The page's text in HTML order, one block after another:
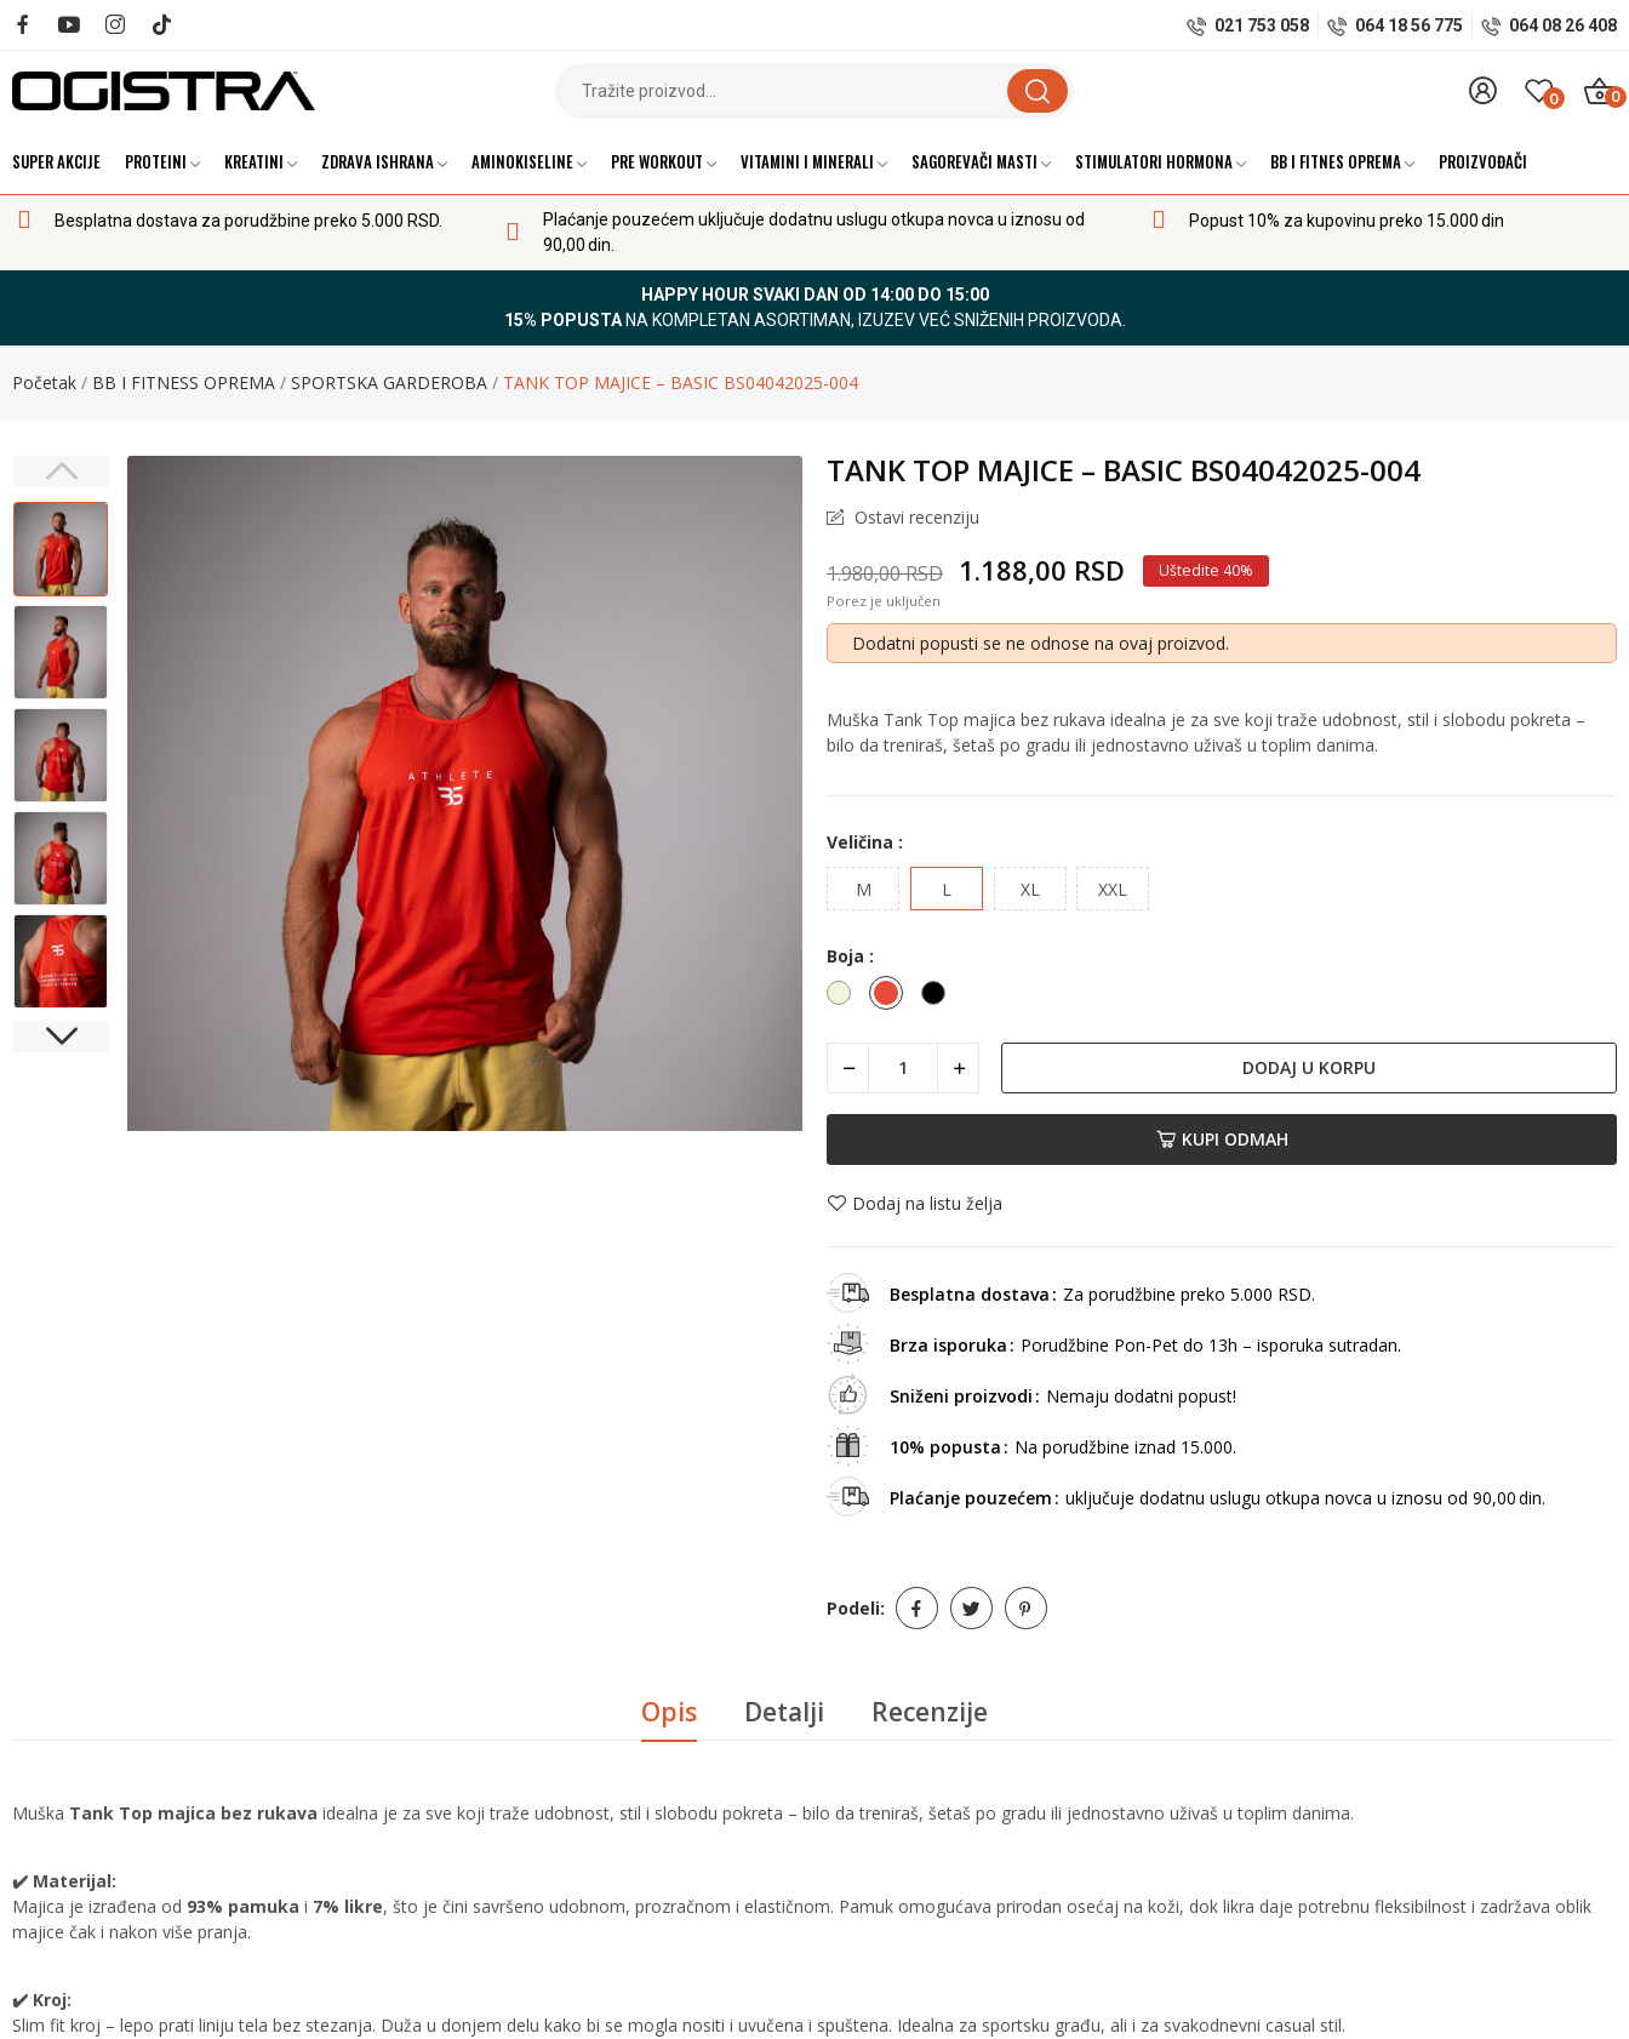
021 753 058 064 18 56 775 064 08 26 408
0 0
SUPER AKCIJE PROTEINI KREATINI ZDRAVA ISHRANA AMINOKISELINE PRE WORKOUT VITAMINI I MINERALI SAGOREVAČI MASTI STIMULATORI HORMONA BB I FITNES OPREMA PROIZVOĐAČI
Besplatna dostava za porudžbine preko 5.000 RSD.
Plaćanje pouzećem uključuje dodatnu uslugu otkupa novca u iznosu od
90,00 din.
Popust 10% za kupovinu preko 15.000 din
HAPPY HOUR SVAKI DAN OD 14:00 DO 15:00
15% POPUSTANA KOMPLETAN ASORTIMAN, IZUZEV VEĆ SNIŽENIH PROIZVODA.
Početak BB I FITNESS OPREMA SPORTSKA GARDEROBA TANK TOP MAJICE – BASIC BS04042025-004
TANK TOP MAJICE – BASIC BS04042025-004
Ostavi recenziju
1.980,00 RSD 1.188,00 RSD Uštedite 40%
Porez je uključen
Dodatni popusti se ne odnose na ovaj proizvod.
Muška Tank Top majica bez rukava idealna je za sve koji traže udobnost, stil i slobodu pokreta –
bilo da treniraš, šetaš po gradu ili jednostavno uživaš u toplim danima.
Veličina :
M L XL XXL
Boja :
Bež
CrvenaCrna
DODAJ U KORPU
KUPI ODMAH
Dodaj na listu želja
Besplatna dostava Za porudžbine preko 5.000 RSD.
Brza isporuka Porudžbine Pon-Pet do 13h – isporuka sutradan.
Sniženi proizvodi Nemaju dodatni popust!
10% popusta Na porudžbine iznad 15.000.
Plaćanje pouzećem uključuje dodatnu uslugu otkupa novca u iznosu od 90,00 din.
Podeli:
Opis Detalji Recenzije
Muška Tank Top majica bez rukava idealna je za sve koji traže udobnost, stil i slobodu pokreta – bilo da treniraš, šetaš po gradu ili jednostavno uživaš u toplim danima.
✔️ Materijal:
Majica je izrađena od 93% pamuka i 7% likre, što je čini savršeno udobnom, prozračnom i elastičnom. Pamuk omogućava prirodan osećaj na koži, dok likra daje potrebnu fleksibilnost i zadržava oblik
majice čak i nakon više pranja.
✔️ Kroj:
Slim fit kroj – lepo prati liniju tela bez stezanja. Duža u donjem delu kako bi se mogla nositi i uvučena i spuštena. Idealna za sportsku građu, ali i za svakodnevni casual stil.